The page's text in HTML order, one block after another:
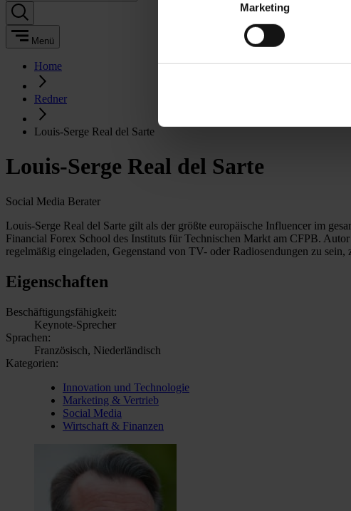
Marketing
Menü
Home
Redner
Louis-Serge Real del Sarte
Louis-Serge Real del Sarte
Social Media Berater
Louis-Serge Real del Sarte gilt als der größte europäische Influencer im
Financial Forex School des Instituts für Technischen Markt am CFPB.
regelmäßig eingeladen, Gegenstand von TV- oder Radiosendungen zu
Eigenschaften
Beschäftigungsfähigkeit:
Keynote-Sprecher
Sprachen:
Französisch, Niederländisch
Kategorien:
Innovation und Technologie
Marketing & Vertrieb
Social Media
Wirtschaft & Finanzen